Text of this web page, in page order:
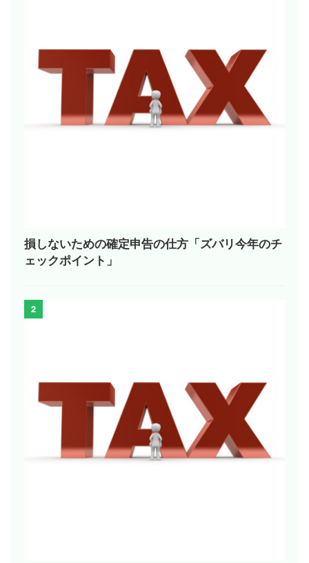
損しないための確定申告の仕方「ズバリ今年のチ
ェックポイント」
2